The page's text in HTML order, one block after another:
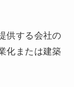
供する会社の
化または建築